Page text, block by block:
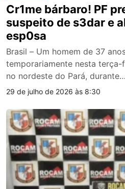
Cr1me bárbaro! PF
suspeito de s3dar e
esp0sa
Brasil – Um homem de 37
temporariamente nesta terça-
no nordeste do Pará, durante…
29 de julho de 2026 às 8:30